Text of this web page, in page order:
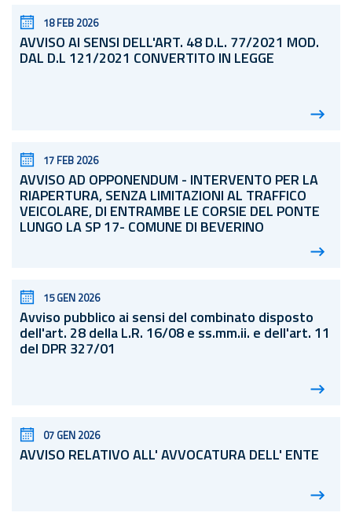
18 FEB 2026
AVVISO AI SENSI DELL'ART. 48 D.L. 77/2021 MOD.
DAL D.L 121/2021 CONVERTITO IN LEGGE
17 FEB 2026
AVVISO AD OPPONENDUM - INTERVENTO PER LA
RIAPERTURA, SENZA LIMITAZIONI AL TRAFFICO
VEICOLARE, DI ENTRAMBE LE CORSIE DEL PONTE
LUNGO LA SP 17- COMUNE DI BEVERINO
15 GEN 2026
Avviso pubblico ai sensi del combinato disposto
dell'art. 28 della L.R. 16/08 e ss.mm.ii. e dell'art. 11
del DPR 327/01
07 GEN 2026
AVVISO RELATIVO ALL' AVVOCATURA DELL' ENTE